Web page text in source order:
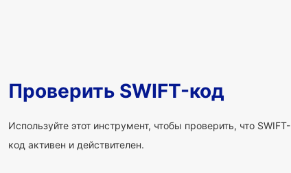
Проверить SWIFT-код
Используйте этот инструмент, чтобы проверить, что SWIFT-
код активен и действителен.